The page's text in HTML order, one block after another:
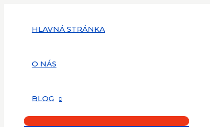
HLAVNÁ STRÁNKA
O NÁS
BLOG